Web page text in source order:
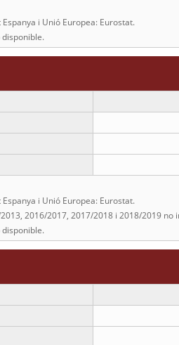
i Unió Europea: Eurostat.
i Unió Europea: Eurostat.
2016/2017, 2017/2018 i 2018/2019 no